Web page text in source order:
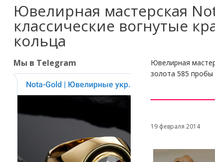
Ювелирная мастерская
классические вогнутые
кольца
Ювелирная
золота 585 пробы
19 февраля 2014
Мы в Telegram